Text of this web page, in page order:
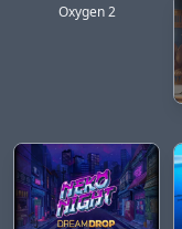
Oxygen 2